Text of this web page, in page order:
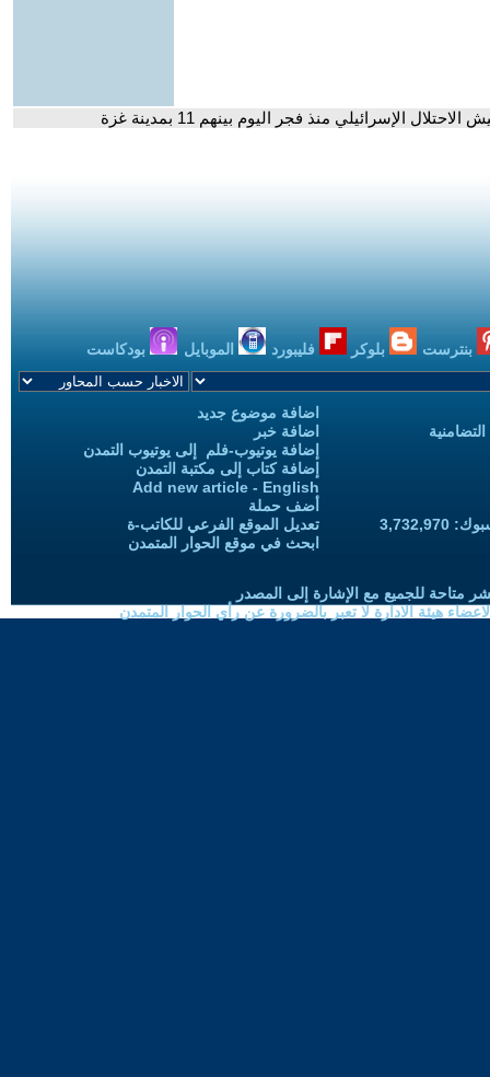
بنترست بلوكر فليبورد الموبايل بودكاست
اضافة موضوع جديد
اضافة خبر
إضافة يوتيوب-فلم إلى يوتيوب التمدن
إضافة كتاب إلى مكتبة التمدن
Add new article - English
أضف حملة
تعديل الموقع الفرعي للكاتب-ة
ابحث في موقع الحوار المتمدن
متاحة للجميع مع الإشارة إلى المصدر
هيئة الادارة لا تعبر بالضرورة عن رأي الحوار المتمدن